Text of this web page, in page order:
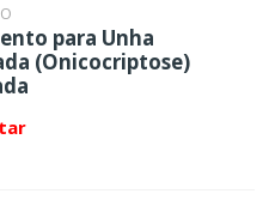
para Unha
(Onicocriptose)